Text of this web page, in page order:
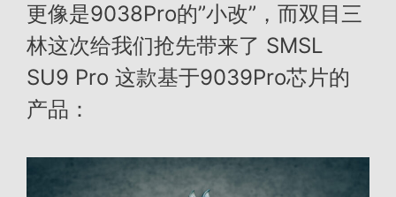
更像是9038Pro的”小改”，而双目三
林这次给我们抢先带来了 SMSL
SU9 Pro 这款基于9039Pro芯片的
产品：